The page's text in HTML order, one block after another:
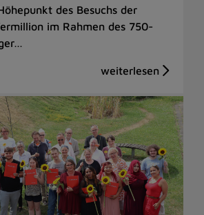
des Besuchs der
im Rahmen des 750-